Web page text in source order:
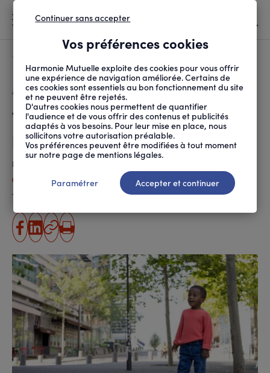
D'ARIANE
ACCUEIL SOCIÉTÉ INITIATIVES SOLIDAIRES TÉLÉTHON 2023 : UNE ...
Téléthon 2023 : Une édition
porteuse d’espoir
Publié le
Adrien Boidin
Temps de lecture estimé 4 minute(s)
partager
sur
facebook
partager
sur
linkedin
Copier
l'URL
Imprimer
Vos préférences cookies
Harmonie Mutuelle exploite des cookies pour vous offrir
une expérience de navigation améliorée. Certains de
ces cookies sont essentiels au bon fonctionnement du site
et ne peuvent être rejetés.
D'autres cookies nous permettent de quantifier
l'audience et de vous offrir des contenus et publicités
adaptés à vos besoins. Pour leur mise en place, nous
sollicitons votre autorisation préalable.
Vos préférences peuvent être modifiées à tout moment
sur notre page de mentions légales.
Continuer sans accepter
Paramétrer Accepter et continuer